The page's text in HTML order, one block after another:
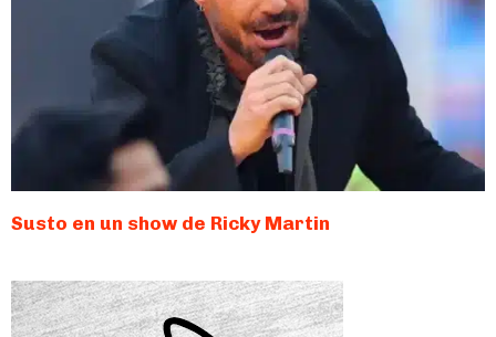
Susto en un show de Ricky Martin